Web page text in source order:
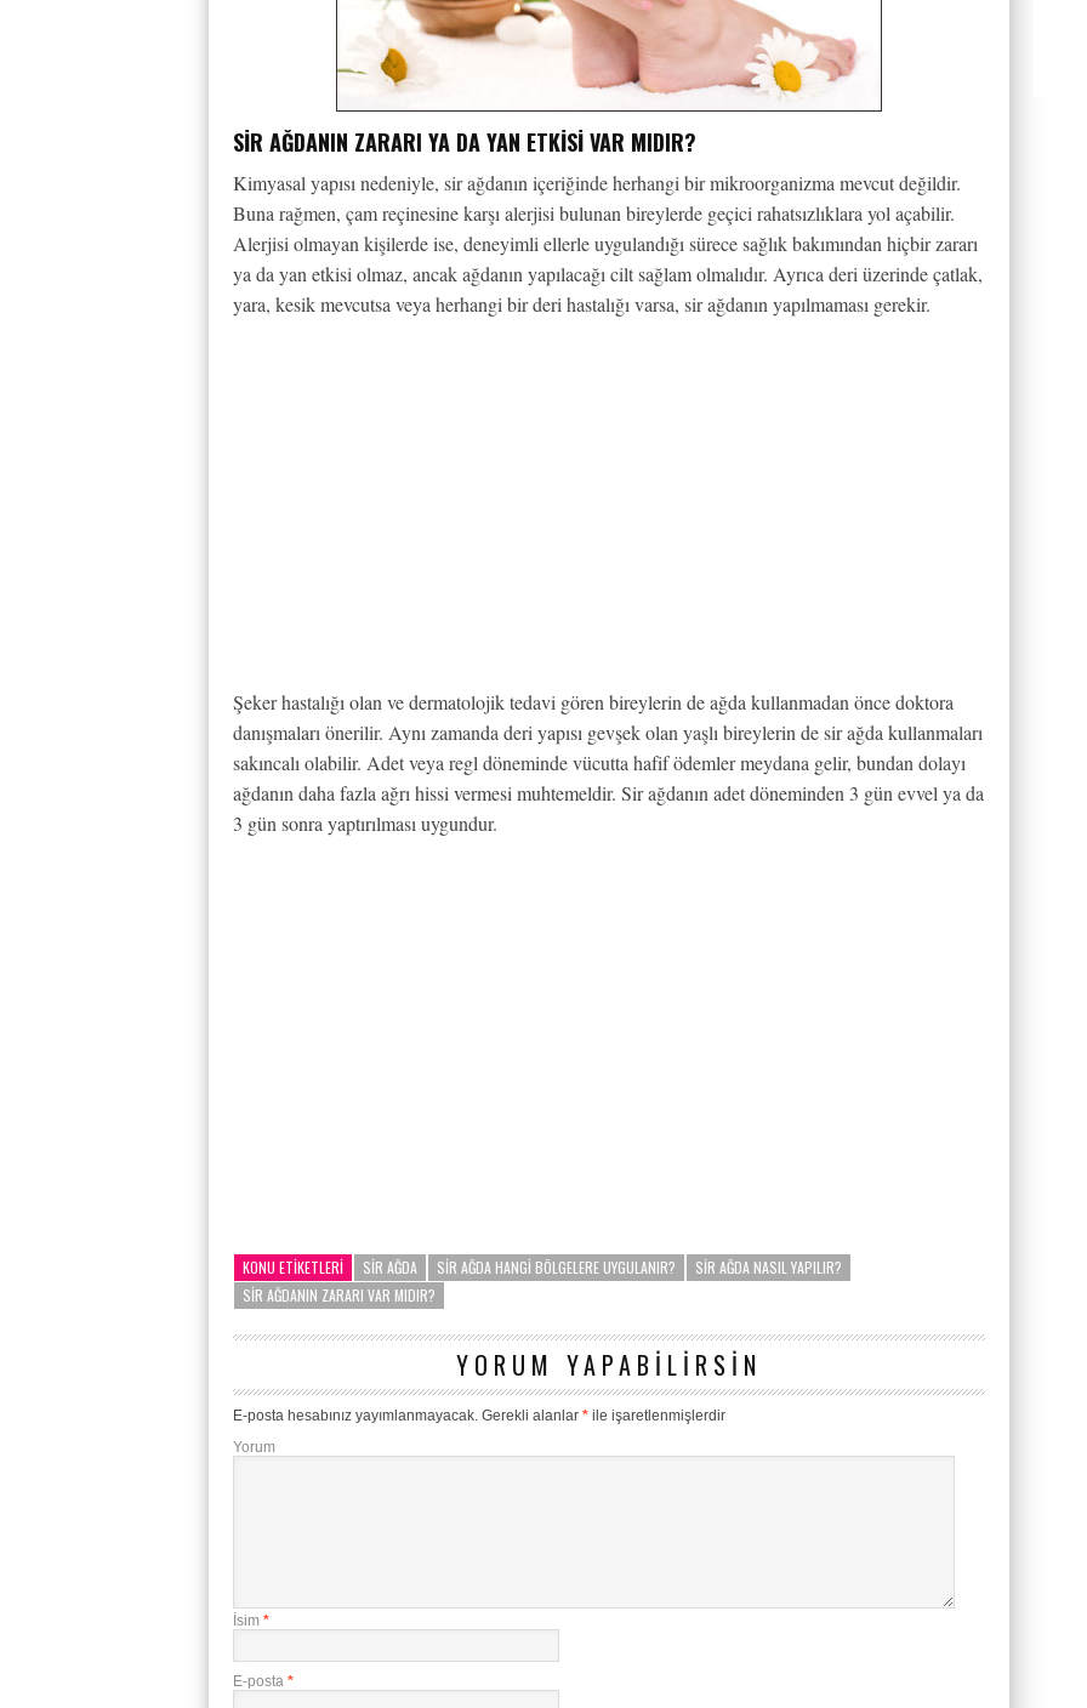
SIR AĞDANIN ZARARI YA DA YAN ETKISI VAR MIDIR?
Kimyasal yapısı nedeniyle, sir ağdanın içeriğinde herhangi bir mikroorganizma mevcut değildir.
Buna rağmen, çam reçinesine karşı alerjisi bulunan bireylerde geçici rahatsızlıklara yol açabilir.
Alerjisi olmayan kişilerde ise, deneyimli ellerle uygulandığı sürece sağlık bakımından hiçbir zararı
ya da yan etkisi olmaz, ancak ağdanın yapılacağı cilt sağlam olmalıdır. Ayrıca deri üzerinde çatlak,
yara, kesik mevcutsa veya herhangi bir deri hastalığı varsa, sir ağdanın yapılmaması gerekir.
Şeker hastalığı olan ve dermatolojik tedavi gören bireylerin de ağda kullanmadan önce doktora
danışmaları önerilir. Aynı zamanda deri yapısı gevşek olan yaşlı bireylerin de sir ağda kullanmaları
sakıncalı olabilir. Adet veya regl döneminde vücutta hafif ödemler meydana gelir, bundan dolayı
ağdanın daha fazla ağrı hissi vermesi muhtemeldir. Sir ağdanın adet döneminden 3 gün evvel ya da
3 gün sonra yaptırılması uygundur.
KONU ETIKETLERI SIR AĞDA SIR AĞDA HANGI BÖLGELERE UYGULANIR?
SIR AĞDA NASIL YAPILIR?
SIR AĞDANIN ZARARI VAR MIDIR?
YORUM YAPABILIRSIN
E-posta hesabınız yayımlanmayacak. Gerekli alanlar * ile işaretlenmişlerdir
Yorum
İsim *
E-posta *